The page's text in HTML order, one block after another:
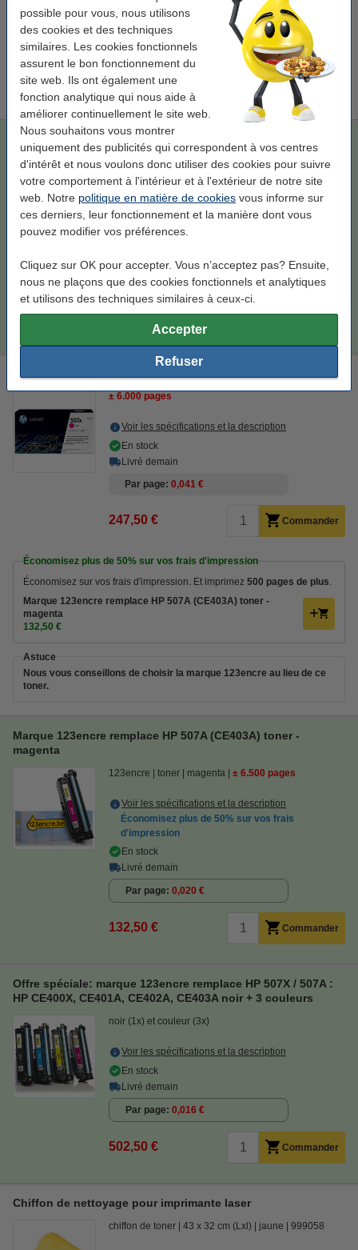
possible pour vous, nous utilisons
des cookies et des techniques
similaires. Les cookies fonctionnels
assurent le bon fonctionnement du
site web. Ils ont également une
fonction analytique qui nous aide à
améliorer continuellement le site web.
Nous souhaitons vous montrer
uniquement des publicités qui correspondent à vos centres
d'intérêt et nous voulons donc utiliser des cookies pour suivre
votre comportement à l'intérieur et à l'extérieur de notre site
web. Notre politique en matière de cookies vous informe sur
ces derniers, leur fonctionnement et la manière dont vous
pouvez modifier vos préférences.
Cliquez sur OK pour accepter. Vous n’acceptez pas? Ensuite,
nous ne plaçons que des cookies fonctionnels et analytiques
et utilisons des techniques similaires à ceux-ci.
Accepter
Refuser
Marque 123encre remplace HP 507A (CE402A) toner - jaune
132,50 €
Astuce
Nous vous conseillons de choisir la marque 123encre au lieu de ce
123encre toner jaune ± 6.500 pages
Voir les spécifications et la description
Économisez plus de
sur vos frais
En stock
Par page 0,020 €
132,50 € Commander
± 6.000 pages
Voir les spécifications et la description
En stock
Livré demain
Par page 0,041 €
247,50 € Commander
Économisez plus de 50% sur vos frais d'impression
Économisez sur vos frais d'impression. Et imprimez 500 pages de plus.
Marque 123encre remplace HP 507A (CE403A) toner -
magenta
132,50 €
Astuce
Nous vous conseillons de choisir la marque 123encre au lieu de ce
toner.
Marque 123encre remplace HP 507A (CE403A) toner -
magenta
123encre toner magenta ± 6.500 pages
Voir les spécifications et la description
Économisez plus de 50% sur vos frais
d'impression
En stock
Livré demain
Par page 0,020 €
132,50 € Commander
Offre spéciale: marque 123encre remplace HP 507X / 507A :
HP CE400X, CE401A, CE402A, CE403A noir + 3 couleurs
noir (1x) et couleur (3x)
Voir les spécifications et la description
En stock
Livré demain
Par page 0,016 €
502,50 € Commander
Chiffon de nettoyage pour imprimante laser
chiffon de toner 43 x 32 cm (Lxl) jaune 999058